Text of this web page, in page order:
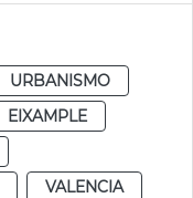
URBANISMO
EIXAMPLE
VALENCIA